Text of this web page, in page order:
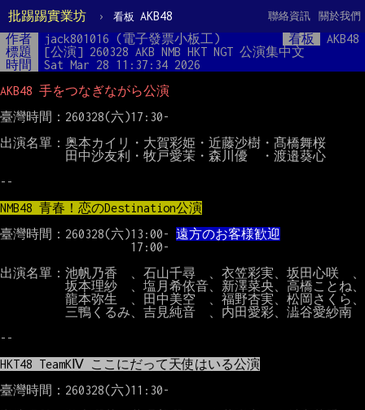
批踢踢實業坊 › 看板 AKB48 關於我們
聯絡資訊
作者 jack801016 (電子發票小板工) 看板
AKB48
標題
[公演] 260328 AKB NMB HKT NGT 公演集中文
時間
Sat Mar 28 11:37:34 2026
AKB48 手をつなぎながら公演
臺灣時間：260328(六)17:30-
出演名單：奥本カイリ・大賀彩姫・近藤沙樹・髙橋舞桜
田中沙友利・牧戸愛茉・森川優　・渡邉葵心
--
NMB48 青春！恋のDestination公演
臺灣時間：260328(六)13:00- 遠方のお客様歓迎
17:00-
出演名單：池帆乃香　、石山千尋　、衣笠彩実、坂田心咲　、
坂本理紗　、塩月希依音、新澤菜央、高橋ことね、
龍本弥生　、田中美空　、福野杏実、松岡さくら、
三鴨くるみ、吉見純音　、内田愛彩、澁谷愛紗南
--
HKT48 TeamKⅣ ここにだって天使はいる公演
臺灣時間：260328(六)11:30-